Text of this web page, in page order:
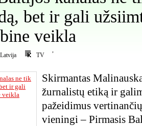
bet ir gali
veikla
Latvija
,
TV
Skirmantas
žurnalistų etiką ir
pažeidimus
vieningi – Pirmasis